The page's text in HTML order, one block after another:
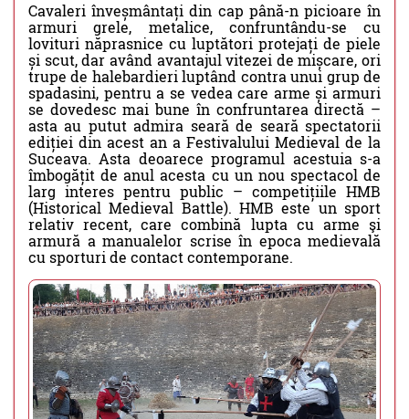
Cavaleri înveșmântați din cap până-n picioare în
armuri grele, metalice, confruntându-se cu
lovituri năprasnice cu luptători protejați de piele
și scut, dar având avantajul vitezei de mișcare, ori
trupe de halebardieri luptând contra unui grup de
spadasini, pentru a se vedea care arme și armuri
se dovedesc mai bune în confruntarea directă –
asta au putut admira seară de seară spectatorii
ediției din acest an a Festivalului Medieval de la
Suceava. Asta deoarece programul acestuia s-a
îmbogățit de anul acesta cu un nou spectacol de
larg interes pentru public – competițiile HMB
(Historical Medieval Battle). HMB este un sport
relativ recent, care combină lupta cu arme şi
armură a manualelor scrise în epoca medievală
cu sporturi de contact contemporane.